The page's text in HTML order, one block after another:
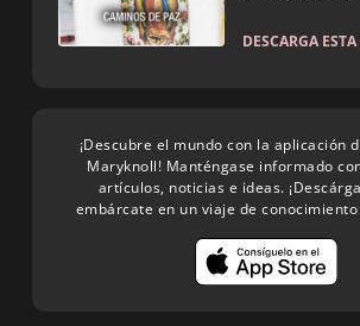
DESCARGA
¡Descubre el mundo con la aplicación
Maryknoll! Manténgase informado
artículos, noticias e ideas.
embárcate en un viaje de